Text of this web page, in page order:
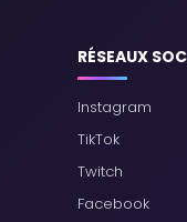
RÉSEAUX
Instagram
TikTok
Twitch
Facebook